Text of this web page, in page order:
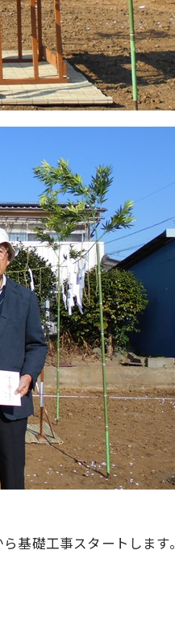
基礎工事スタートします。